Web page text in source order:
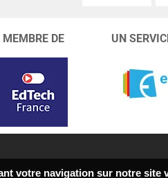
MEMBRE DE UN
votre navigation sur notre site